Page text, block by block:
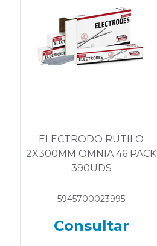
ELECTRODO RUTILO
2X300MM OMNIA 46 PACK
390UDS
5945700023995
Consultar